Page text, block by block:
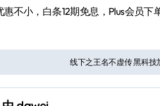
不小，白条12期免息，Plus会员下
线下之王名不虚传 黑科技